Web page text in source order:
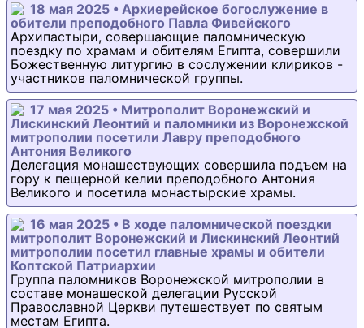
18 мая 2025 • Архиерейское богослужение в
обители преподобного Павла Фивейского
Архипастыри, совершающие паломническую
поездку по храмам и обителям Египта, совершили
Божественную литургию в сослужении клириков -
участников паломнической группы.
17 мая 2025 • Митрополит Воронежский и
Лискинский Леонтий и паломники из Воронежской
митрополии посетили Лавру преподобного
Антония Великого
Делегация монашествующих совершила подъем на
гору к пещерной келии преподобного Антония
Великого и посетила монастырские храмы.
16 мая 2025 • В ходе паломнической поездки
митрополит Воронежский и Лискинский Леонтий
митрополии посетил главные храмы и обители
Коптской Патриархии
Группа паломников Воронежской митрополии в
составе монашеской делегации Русской
Православной Церкви путешествует по святым
местам Египта.